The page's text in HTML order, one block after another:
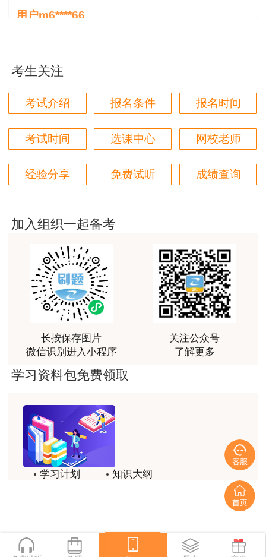
1.网站查询。登录中国房地产估价师网（网
2.微信查询。关注“中国房地产估价”微信公众
下的“成绩查询”。
此外，自成绩公布之日起30日内，考生可登
录中国房地产估价师网（网址：
http://www.cirea.org.cn/），点击“考试服务平
台”模块中的“成绩复核申请”，在线申请复核试卷卷
一般情况下房地产估价师考试各科目合格标准
为其总分的60%。
科目名称 试卷满分
合格标准
房地产估价原理与方法
100
土地估价基础与实务
推荐阅读：
2024年房地产估价师考试考后交流群
用户m6****66
门外汗都能听懂
原理方法赵占香老师讲得很通俗易懂，节奏刚刚好，
用户m3****88
考房估，就得正保建工网
用户m1****68
过
王佑辉老师土估的神
用户m5****68
王佑辉讲的课很好，答疑老师1526很有耐心，答疑的
很好，是一位暖心的好老师
考生关注
考试介绍 报名条件 报名时间
考试时间 选课中心 网校老师
经验分享 免费试听 成绩查询
加入组织一起备考
长按保存图片
微信识别进入小程序
关注公众号
了解更多
学习资料包免费领取
学习计划
知识大纲